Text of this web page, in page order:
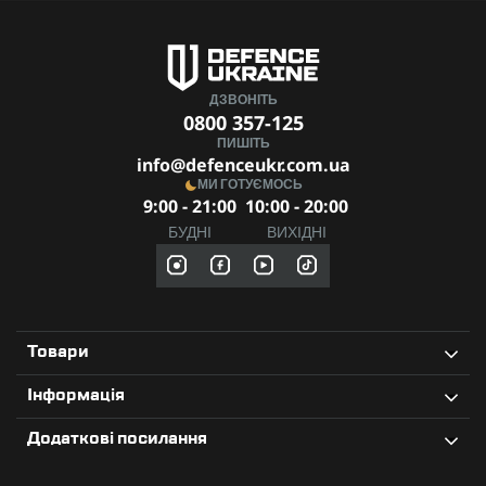
NexTool Multi Functional Knife
яких завдань! Надійність, стиль та багатофункціональність
ДЗВОНІТЬ
0800 357-125
ПИШІТЬ
info@defenceukr.com.ua
МИ ГОТУЄМОСЬ
9:00 - 21:00
БУДНІ
10:00 - 20:00
ВИХІДНІ
Товари
Інформація
Додаткові посилання